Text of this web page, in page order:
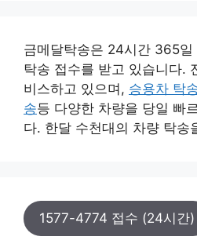
금메달탁송은 24시간 365
탁송 접수를 받고 있습니다.
비스하고 있으며, 승용차 탁
송등 다양한 차량을 당일 빠
다. 한달 수천대의 차량 탁송
1577-4774 접수 (24시간)